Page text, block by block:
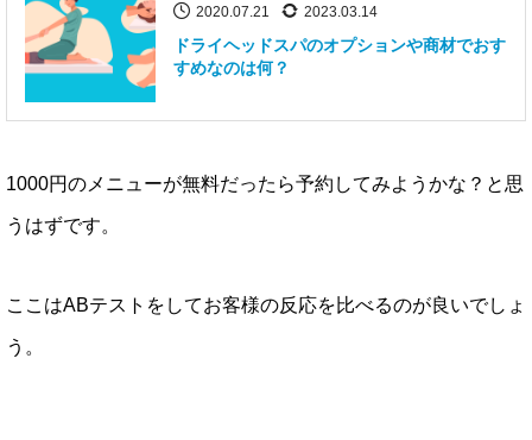
2020.07.21 2023.03.14
ドライヘッドスパのオプションや商材でおす
すめなのは何？
1000円のメニューが無料だったら予約してみようかな？と思
うはずです。
ここはABテストをしてお客様の反応を比べるのが良いでしょ
う。